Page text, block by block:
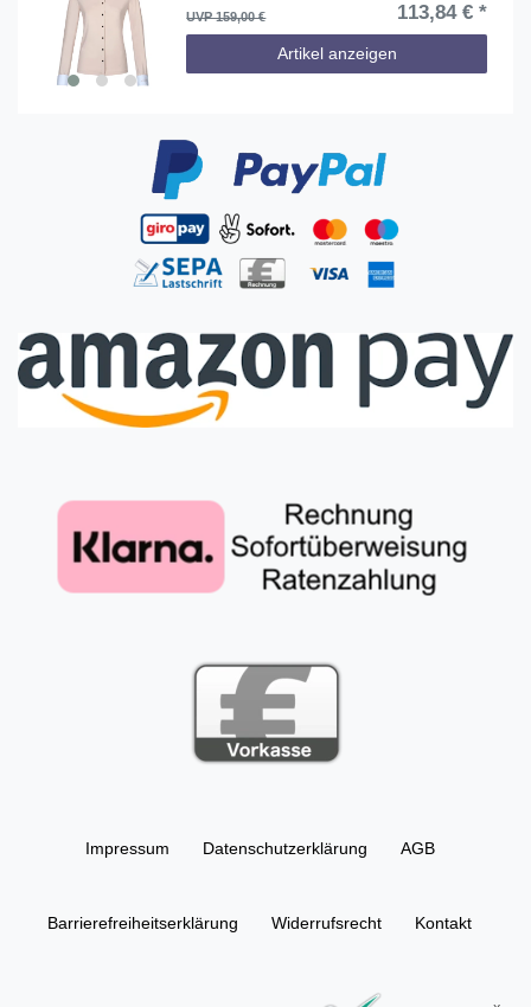
UVP 159,00 € 113,84 € *
Artikel anzeigen
Impressum Daten­schutz­erklärung AGB
Barrierefreiheitserklärung Widerrufs­recht Kontakt